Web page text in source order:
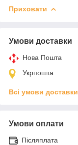
Приховати
Умови доставки
Нова Пошта
Укрпошта
Всі умови доставки
Умови оплати
Післяплата